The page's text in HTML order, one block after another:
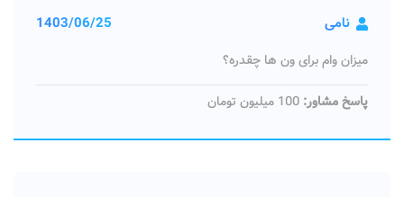
نامی 1403/06/25
میزان وام برای ون ها چقدره؟
پاسخ مشاور: